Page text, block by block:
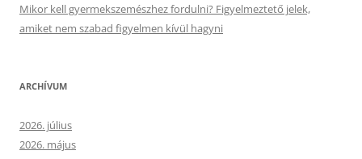
Mikor kell gyermekszemészhez fordulni? Figyelmeztető jelek,
amiket nem szabad figyelmen kívül hagyni
ARCHÍVUM
2026. július
2026. május